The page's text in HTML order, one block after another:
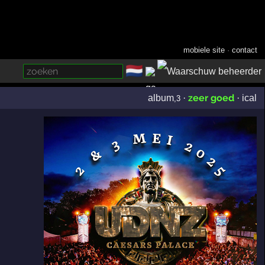
mobiele site ·contact
🇳🇱
album ,3 ·zeer goed · ical